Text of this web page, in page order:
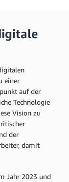
einer
auf der
Technologie
Vision zu
der
damit
Jahr 2023 und